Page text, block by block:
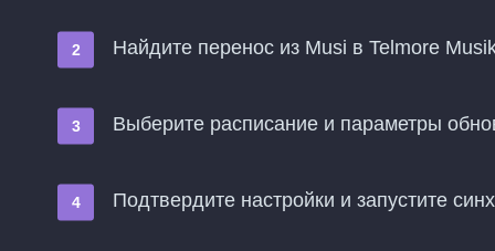
Найдите перенос из Musi в Telmore
Выберите расписание и параметры
Подтвердите настройки и запустите